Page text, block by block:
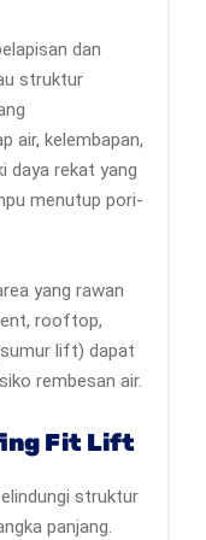
dan
struktur
air, kelembapan,
daya rekat yang
menutup pori-
yang rawan
rooftop,
lift) dapat
rembesan air.
Fit Lift
struktur
panjang.